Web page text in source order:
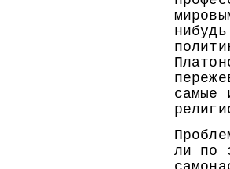
самые
ли по